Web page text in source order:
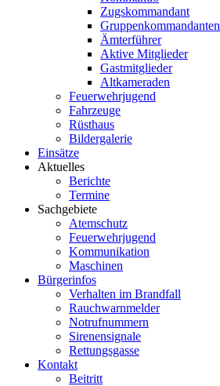
Zugskommandant
Gruppenkommandanten
Ämterführer
Aktive Mitglieder
Gastmitglieder
Altkameraden
Feuerwehrjugend
Fahrzeuge
Rüsthaus
Bildergalerie
Einsätze
Aktuelles
Berichte
Termine
Sachgebiete
Atemschutz
Feuerwehrjugend
Kommunikation
Maschinen
Bürgerinfos
Verhalten im Brandfall
Rauchwarnmelder
Notrufnummern
Sirenensignale
Rettungsgasse
Kontakt
Beitritt